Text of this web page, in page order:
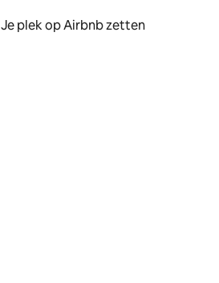
Je plek op Airbnb zetten